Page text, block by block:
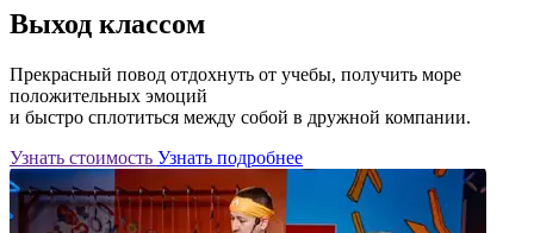
Выход классом
Прекрасный повод отдохнуть от учебы, получить море
положительных эмоций
и быстро сплотиться между собой в дружной компании.
Узнать стоимость Узнать подробнее